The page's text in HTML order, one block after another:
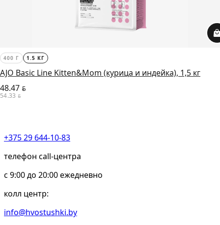
400 Г 1.5 КГ
AJO Basic Line Kitten&Mom (курица и индейка), 1,5 кг
48.47 BYN
54.33 BYN
+375 29 644-10-83
телефон call-центра
c 9:00 до 20:00 ежедневно
колл центр:
info@hvostushki.by